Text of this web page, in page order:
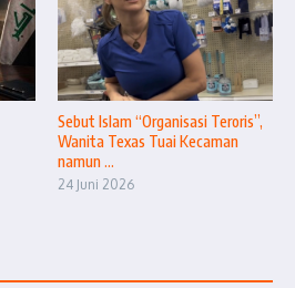
Sebut Islam “Organisasi Teroris”,
Wanita Texas Tuai Kecaman
namun ...
24 Juni 2026